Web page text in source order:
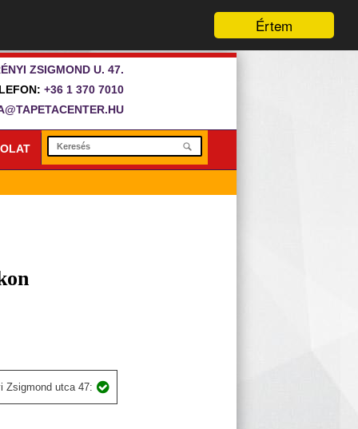
Értem
ZSIGMOND U. 47.
+36 1 370 7010
Zsigmond utca 47: